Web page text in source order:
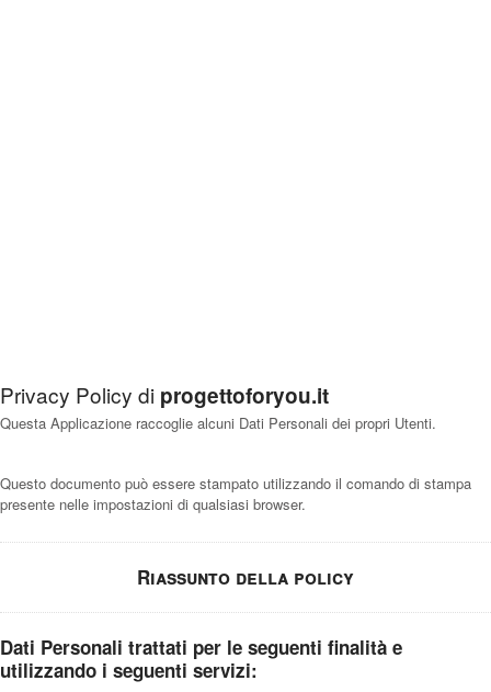
Privacy Policy di progettoforyou.it
Questa Applicazione raccoglie alcuni Dati Personali dei propri Utenti.
Questo documento può essere stampato utilizzando il comando di stampa
presente nelle impostazioni di qualsiasi browser.
Riassunto della policy
Dati Personali trattati per le seguenti finalità e
utilizzando i seguenti servizi: